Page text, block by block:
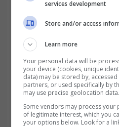
riceverebbe circa64
services development
Store and/or access
Learn more
Your personal data will be
your device (cookies, unique
data) may be stored by,
partners, or used specifically by
may use precise geolocation data.
Some vendors may process
of legitimate interest, which you
your options below. Look for a